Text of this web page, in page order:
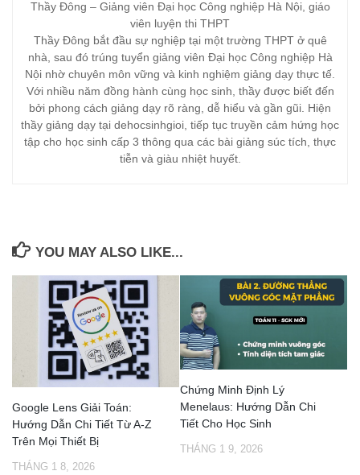
Thầy Đông – Giảng viên Đại học Công nghiệp Hà Nội, giáo
viên luyện thi THPT
Thầy Đông bắt đầu sự nghiệp tại một trường THPT ở quê
nhà, sau đó trúng tuyển giảng viên Đại học Công nghiệp Hà
Nội nhờ chuyên môn vững và kinh nghiệm giảng dạy thực tế.
Với nhiều năm đồng hành cùng học sinh, thầy được biết đến
bởi phong cách giảng dạy rõ ràng, dễ hiểu và gần gũi. Hiện
thầy giảng dạy tại dehocsinhgioi, tiếp tục truyền cảm hứng học
tập cho học sinh cấp 3 thông qua các bài giảng súc tích, thực
tiễn và giàu nhiệt huyết.
YOU MAY ALSO LIKE...
Google Lens Giải Toán:
Hướng Dẫn Chi Tiết Từ A-Z
Trên Mọi Thiết Bị
THÁNG 1 8, 2026
Chứng Minh Định Lý
Menelaus: Hướng Dẫn Chi
Tiết Cho Học Sinh
THÁNG 1 9, 2026